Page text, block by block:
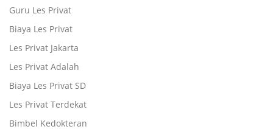
Guru Les Privat
Biaya Les Privat
Les Privat Jakarta
Les Privat Adalah
Biaya Les Privat SD
Les Privat Terdekat
Bimbel Kedokteran